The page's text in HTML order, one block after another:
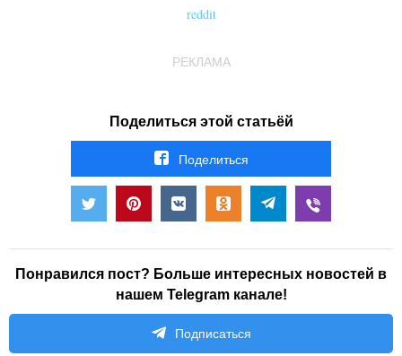
reddit
РЕКЛАМА
Поделиться этой статьёй
Поделиться
Понравился пост? Больше интересных новостей в
нашем Telegram канале!
Подписаться